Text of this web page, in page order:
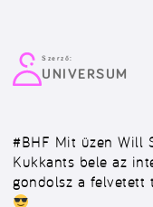
Szerző:
UNIVERSUM
#BHF Mit üzen Will
Kukkants bele az
gondolsz a felvetett